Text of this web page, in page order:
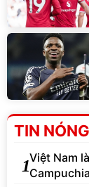
TIN NÓNG
1Việt Nam